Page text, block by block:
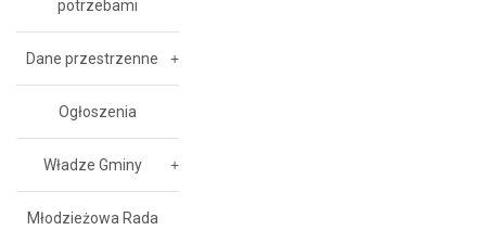
potrzebami
Dane przestrzenne
Ogłoszenia
Władze Gminy
Młodzieżowa Rada